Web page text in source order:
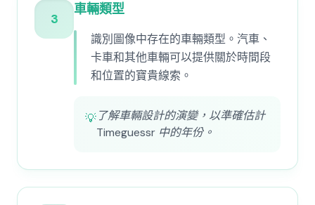
3
車輛類型
識別圖像中存在的車輛類型。汽車、
卡車和其他車輛可以提供關於時間段
和位置的寶貴線索。
💡了解車輛設計的演變，以準確估計
Timeguessr 中的年份。